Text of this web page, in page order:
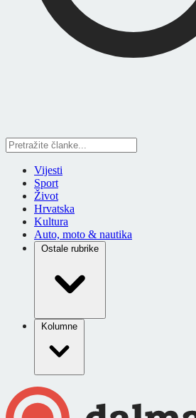
Vijesti
Sport
Život
Hrvatska
Kultura
Auto, moto & nautika
Ostale rubrike
Kolumne